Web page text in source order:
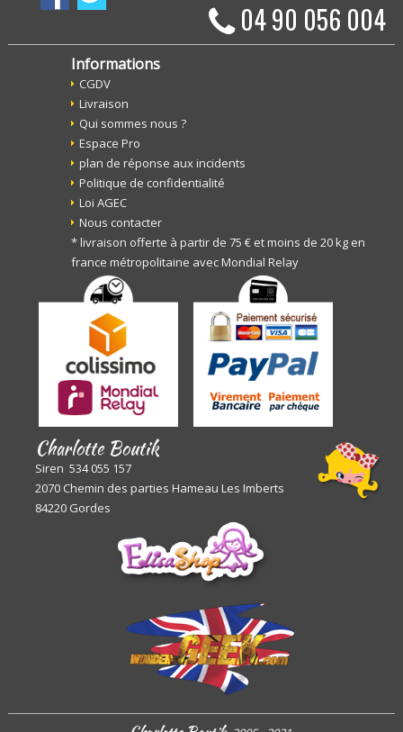
04 90 056 004
Informations
CGDV
Livraison
Qui sommes nous ?
Espace Pro
plan de réponse aux incidents
Politique de confidentialité
Loi AGEC
Nous contacter
* livraison offerte à partir de 75 € et moins de 20 kg en
france métropolitaine avec Mondial Relay
Charlotte Boutik
Siren 534 055 157
2070 Chemin des parties Hameau Les Imberts
84220 Gordes